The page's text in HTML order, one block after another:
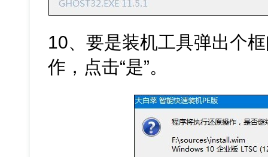
10、要是装机工具弹出个
作，点击“是”。